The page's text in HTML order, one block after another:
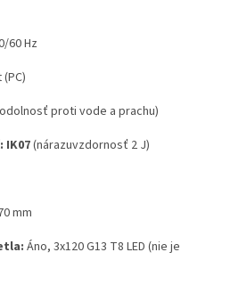
60 Hz
proti vode a prachu)
IK07(nárazuvzdornosť 2 J)
mm
Áno, 3x120 G13 T8 LED (nie je